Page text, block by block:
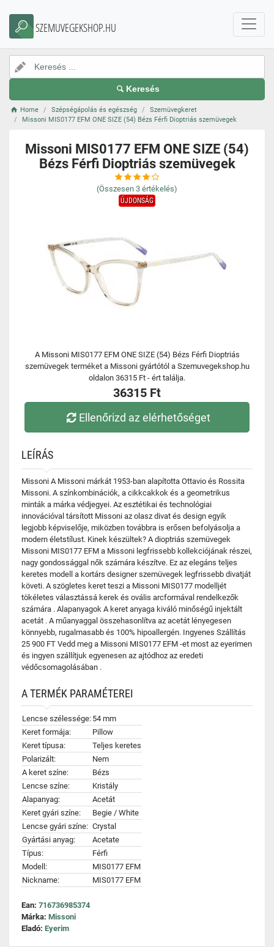
SZEMUVEGEKSHOP.HU
Keresés
Home Szépségápolás és egészség
Szemüvegkeret
Missoni MIS0177 EFM ONE SIZE (54) Bézs Férfi Dioptriás szemüvegek
Missoni MIS0177 EFM ONE SIZE (54)
Bézs Férfi Dioptriás szemüvegek
(Összesen 3 értékelés)
ÚJDONSÁG
A Missoni MIS0177 EFM ONE SIZE (54) Bézs Férfi Dioptriás
szemüvegek terméket a Missoni gyártótól a Szemuvegekshop.hu
oldalon 36315 Ft - ért találja.
36315 Ft
Ellenőrizd az elérhetőséget
LEÍRÁS
Missoni A Missoni márkát 1953-ban alapította Ottavio és Rossita
Missoni. A színkombinációk, a cikkcakkok és a geometrikus
minták a márka védjegyei. Az esztétikai és technológiai
innovációval társított Missoni az olasz divat és design egyik
legjobb képviselője, miközben továbbra is erősen befolyásolja a
modern életstílust. Kinek készültek? A dioptriás szemüvegek
Missoni MIS0177 EFM a Missoni legfrissebb kollekciójának részei,
nagy gondossággal nők számára készítve. Ez az elegáns teljes
keretes modell a kortárs designer szemüvegek legfrissebb divatját
követi. A szögletes keret teszi a Missoni MIS0177 modelljét
tökéletes választássá kerek és ovális arcformával rendelkezők
számára . Alapanyagok A keret anyaga kiváló minőségű injektált
acetát . A műanyaggal összehasonlítva az acetát lényegesen
könnyebb, rugalmasabb és 100% hipoallergén. Ingyenes Szállítás
25 900 FT Vedd meg a Missoni MIS0177 EFM -et most az eyerimen
és ingyen szállítjuk egyenesen az ajtódhoz az eredeti
védőcsomagolásában .
A TERMÉK PARAMÉTEREI
Lencse szélessége: 54 mm
Keret formája:
Pillow
Keret típusa:
Teljes keretes
Polarizált:
Nem
A keret színe:
Bézs
Lencse színe:
Kristály
Alapanyag:
Acetát
Keret gyári színe:
Begie / White
Lencse gyári színe: Crystal
Gyártási anyag:
Acetate
Típus:
Férfi
Modell:
MIS0177 EFM
Nickname:
MIS0177 EFM
Ean: 716736985374
Márka: Missoni
Eladó: Eyerim